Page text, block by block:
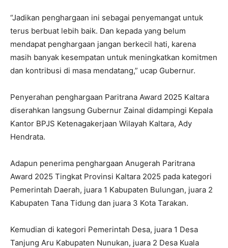
“Jadikan penghargaan ini sebagai penyemangat untuk
terus berbuat lebih baik. Dan kepada yang belum
mendapat penghargaan jangan berkecil hati, karena
masih banyak kesempatan untuk meningkatkan komitmen
dan kontribusi di masa mendatang,” ucap Gubernur.
Penyerahan penghargaan Paritrana Award 2025 Kaltara
diserahkan langsung Gubernur Zainal didampingi Kepala
Kantor BPJS Ketenagakerjaan Wilayah Kaltara, Ady
Hendrata.
Adapun penerima penghargaan Anugerah Paritrana
Award 2025 Tingkat Provinsi Kaltara 2025 pada kategori
Pemerintah Daerah, juara 1 Kabupaten Bulungan, juara 2
Kabupaten Tana Tidung dan juara 3 Kota Tarakan.
Kemudian di kategori Pemerintah Desa, juara 1 Desa
Tanjung Aru Kabupaten Nunukan, juara 2 Desa Kuala